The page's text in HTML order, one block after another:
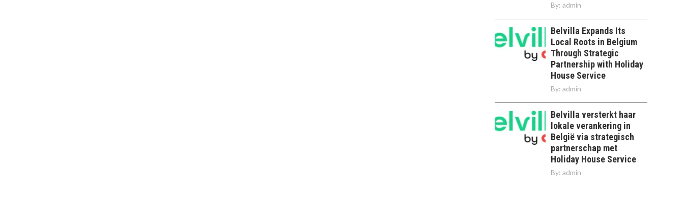
By: admin
Belvilla Expands Its
Local Roots in Belgium
Through Strategic
Partnership with Holiday
House Service
By: admin
Belvilla versterkt haar
lokale verankering in
België via strategisch
partnerschap met
Holiday House Service
By: admin